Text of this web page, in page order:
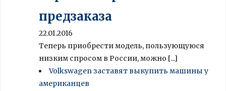
предзаказа
22.01.2016
Теперь приобрести модель, пользующуюся
низким спросом в России, можно [...]
Volkswagen заставят выкупить машины у
американцев